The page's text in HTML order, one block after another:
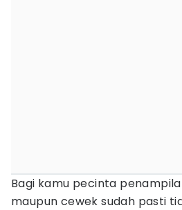
Bagi kamu pecinta
maupun cewek sudah pasti